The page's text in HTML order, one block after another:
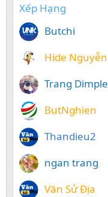
Xếp Hạng
Butchi
Hide Nguyễn
Trang Dimple
ButNghien
Thandieu2
ngan trang
Văn Sử Địa